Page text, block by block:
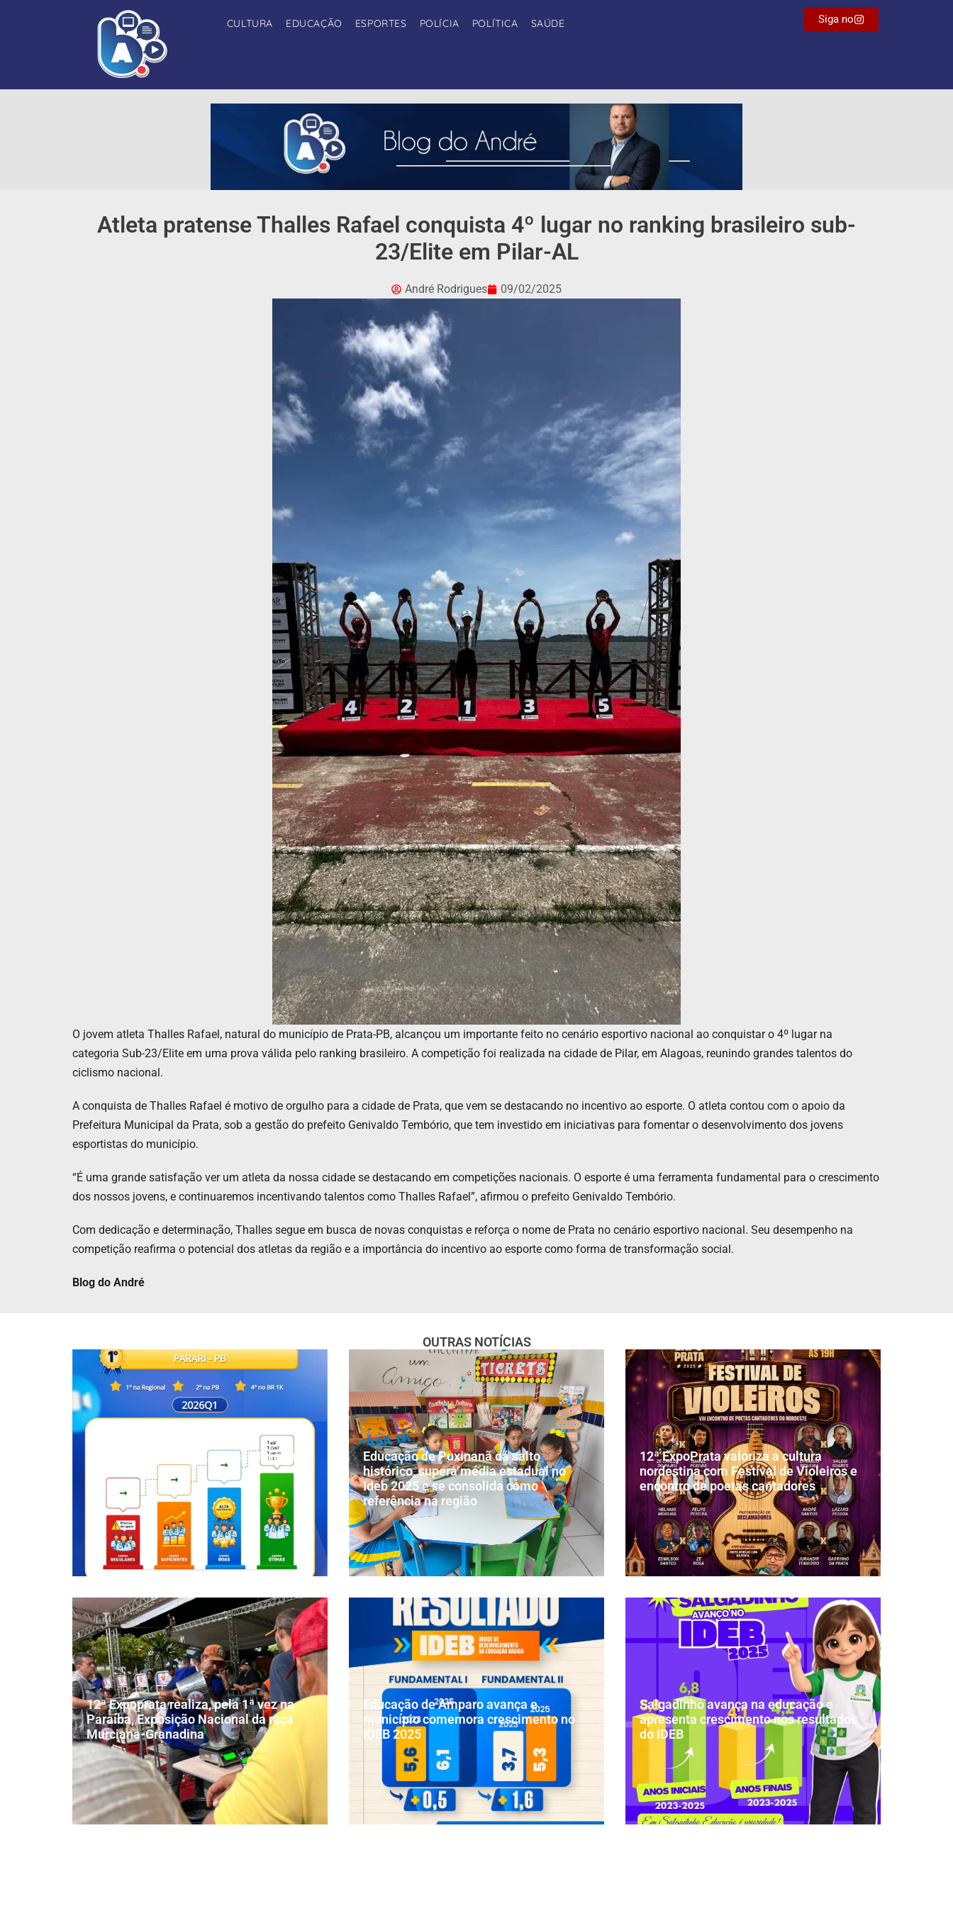
CULTURA EDUCAÇÃO ESPORTES POLÍCIA POLÍTICA SAÚDE Siga no
Atleta pratense Thalles Rafael conquista 4º lugar no ranking brasileiro sub-
23/Elite em Pilar-AL
André Rodrigues 09/02/2025
O jovem atleta Thalles Rafael, natural do município de Prata-PB, alcançou um importante feito no cenário esportivo nacional ao conquistar o 4º lugar na
categoria Sub-23/Elite em uma prova válida pelo ranking brasileiro. A competição foi realizada na cidade de Pilar, em Alagoas, reunindo grandes talentos do
ciclismo nacional.
A conquista de Thalles Rafael é motivo de orgulho para a cidade de Prata, que vem se destacando no incentivo ao esporte. O atleta contou com o apoio da
Prefeitura Municipal da Prata, sob a gestão do prefeito Genivaldo Tembório, que tem investido em iniciativas para fomentar o desenvolvimento dos jovens
esportistas do município.
“É uma grande satisfação ver um atleta da nossa cidade se destacando em competições nacionais. O esporte é uma ferramenta fundamental para o crescimento
dos nossos jovens, e continuaremos incentivando talentos como Thalles Rafael”, afirmou o prefeito Genivaldo Tembório.
Com dedicação e determinação, Thalles segue em busca de novas conquistas e reforça o nome de Prata no cenário esportivo nacional. Seu desempenho na
competição reafirma o potencial dos atletas da região e a importância do incentivo ao esporte como forma de transformação social.
Blog do André
OUTRAS NOTÍCIAS
Parari é destaque na Atenção Primária
Educação de Puxinanã dá salto
histórico, supera média estadual no
Ideb 2025 e se consolida como
referência na região
12ª ExpoPrata valoriza a cultura
nordestina com Festival de Violeiros e
encontro de poetas cantadores
12ª Expoprata realiza, pela 1ª vez na
Paraíba, Exposição Nacional da raça
Murciana-Granadina
Educação de Amparo avança e
município comemora crescimento no
IDEB 2025
Salgadinho avança na educação e
apresenta crescimento nos resultados
do IDEB